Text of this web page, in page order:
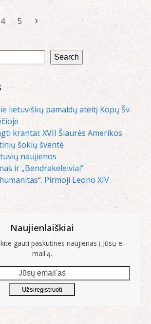
Page
4 Page
5 Next
Search
lietuviškų pamaldų ateitį Kopų Šv.
krantai: XVII Šiaurės Amerikos
šokių šventė
naujienos
ir „Bendrakeleiviai“
Pirmoji Leono XIV
Naujienlaiškiai
gauti paskutines naujienas į Jūsų e-
mail'ą.
Užsiregistruoti